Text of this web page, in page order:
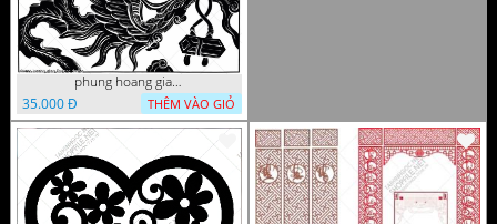
phung hoang giao thu cnc
35.000 Đ
THÊM VÀO GIỎ